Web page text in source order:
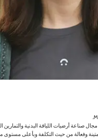
في مجال صناعة أرضيات اللياقة البدنية
وفعالة من حيث التكلفة وبأعلى مستوى